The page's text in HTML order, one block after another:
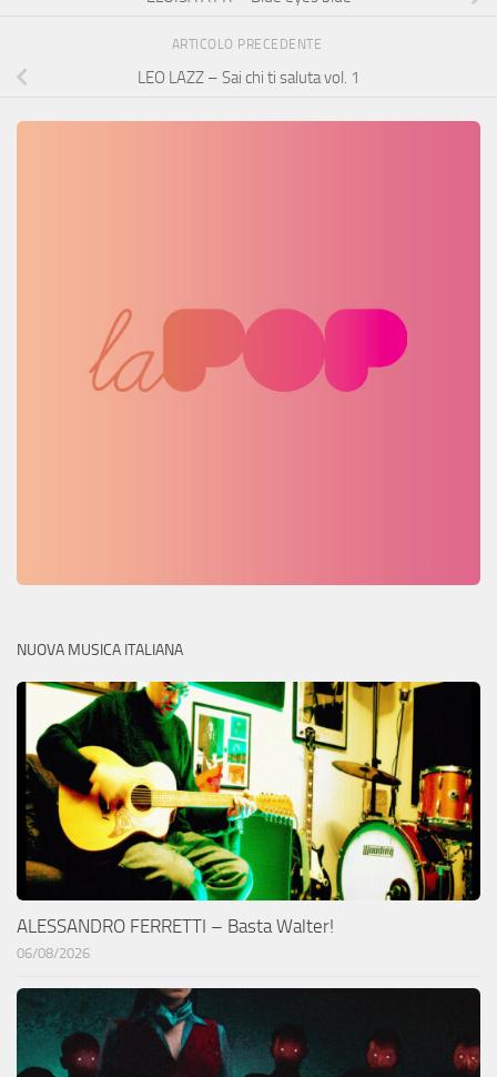
ARTICOLO PRECEDENTE
LEO LAZZ – Sai chi ti saluta vol. 1
NUOVA MUSICA ITALIANA
ALESSANDRO FERRETTI – Basta Walter!
06/08/2026